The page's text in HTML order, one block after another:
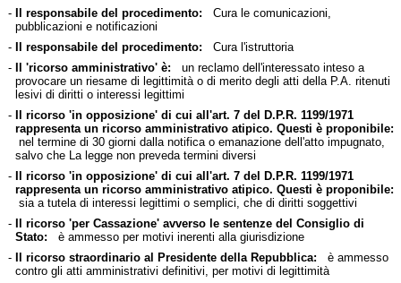
- Il responsabile del procedimento: Cura le comunicazioni,
pubblicazioni e notificazioni
- Il responsabile del procedimento: Cura l'istruttoria
- Il 'ricorso amministrativo' è: un reclamo dell'interessato inteso a
provocare un riesame di legittimità o di merito degli atti della P.A. ritenuti
lesivi di diritti o interessi legittimi
- Il ricorso 'in opposizione' di cui all'art. 7 del D.P.R. 1199/1971
rappresenta un ricorso amministrativo atipico. Questi è proponibile:
nel termine di 30 giorni dalla notifica o emanazione dell'atto impugnato,
salvo che La legge non preveda termini diversi
- Il ricorso 'in opposizione' di cui all'art. 7 del D.P.R. 1199/1971
rappresenta un ricorso amministrativo atipico. Questi è proponibile:
sia a tutela di interessi legittimi o semplici, che di diritti soggettivi
- Il ricorso 'per Cassazione' avverso le sentenze del Consiglio di
Stato: è ammesso per motivi inerenti alla giurisdizione
- Il ricorso straordinario al Presidente della Repubblica: è ammesso
contro gli atti amministrativi definitivi, per motivi di legittimità